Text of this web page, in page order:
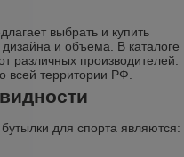
выбрать и купить
и объема. В каталоге
различных производителей.
всей территории РФ.
для спорта являются: